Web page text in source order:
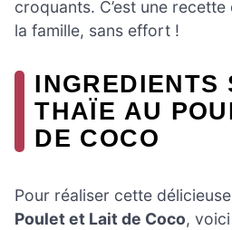
croquants. C’est une
la famille, sans effort !
INGREDIENTS
THAÏE AU
DE COCO
Pour réaliser cette délicieuse
Poulet et Lait de Coco,